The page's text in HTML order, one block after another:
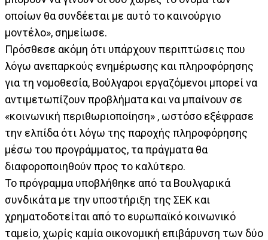
οποίων θα συνδέεται με αυτό το καινούργιο
μοντέλο», σημείωσε.
Πρόσθεσε ακόμη ότι υπάρχουν περιπτώσεις που
λόγω ανεπαρκούς ενημέρωσης και πληροφόρησης
για τη νομοθεσία, Βούλγαροι εργαζόμενοι μπορεί να
αντιμετωπίζουν προβλήματα και να μπαίνουν σε
«κοινωνική περιθωριοποίηση» , ωστόσο εξέφρασε
την ελπίδα ότι λόγω της παροχής πληροφόρησης
μέσω του προγράμματος, τα πράγματα θα
διαφοροποιηθούν προς το καλύτερο.
Το πρόγραμμα υποβλήθηκε από τα Βουλγαρικά
συνδικάτα με την υποστήριξη της ΣΕΚ και
χρηματοδοτείται από το ευρωπαϊκό κοινωνικό
ταμείο, χωρίς καμία οικονομική επιβάρυνση των δύο